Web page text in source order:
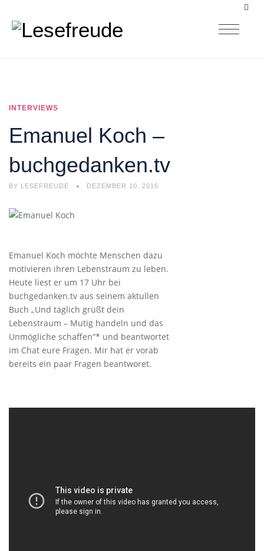
INTERVIEWS
Emanuel Koch –
buchgedanken.tv
BY LESEFREUDE DEZEMBER 10, 2016
Emanuel Koch möchte Menschen dazu
motivieren ihren Lebenstraum zu leben.
Heute liest er um 17 Uhr bei
buchgedanken.tv aus seinem aktullen
Buch „Und täglich grüßt dein
Lebenstraum – Mutig handeln und das
Unmögliche schaffen“* und beantwortet
im Chat eure Fragen. Mir hat er vorab
bereits ein paar Fragen beantworet.